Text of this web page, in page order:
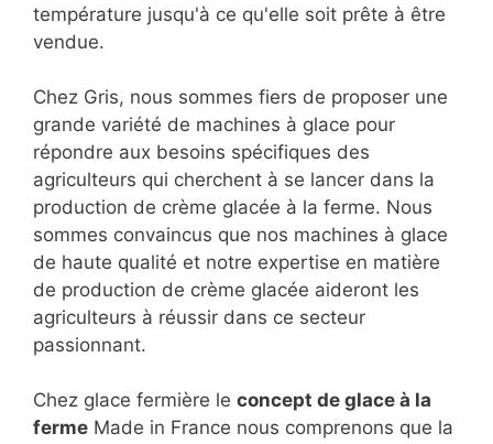
température jusqu'à ce qu'elle soit prête à être
vendue.
Chez Gris, nous sommes fiers de proposer une
grande variété de machines à glace pour
répondre aux besoins spécifiques des
agriculteurs qui cherchent à se lancer dans la
production de crème glacée à la ferme. Nous
sommes convaincus que nos machines à glace
de haute qualité et notre expertise en matière
de production de crème glacée aideront les
agriculteurs à réussir dans ce secteur
passionnant.
Chez glace fermière le concept de glace à la
ferme Made in France nous comprenons que la